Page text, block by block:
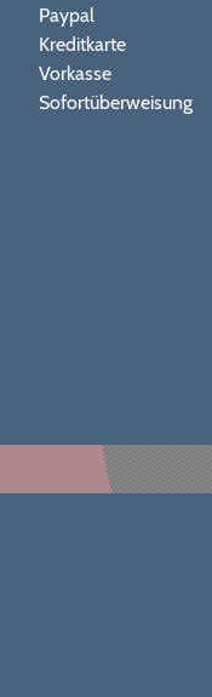
Paypal
Kreditkarte
Vorkasse
Sofortüberweisung